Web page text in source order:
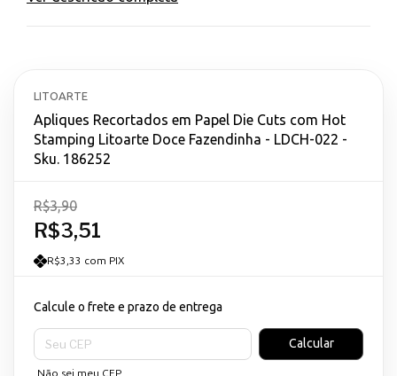
LITOARTE
Apliques Recortados em Papel Die Cuts com Hot
Stamping Litoarte Doce Fazendinha - LDCH-022 -
Sku. 186252
R$3,51
R$3,90
R$3,33 com PIX
Calcule o frete e prazo de entrega
Entregas para o CEP:
Calcular
Não sei meu CEP